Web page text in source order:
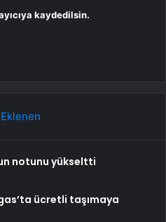
kaydedilsin.
notunu yükseltti
ücretli taşımaya